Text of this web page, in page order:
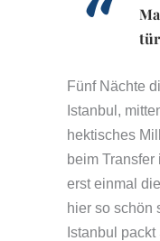
Fünf Nächte
Istanbul,
hektisches
beim
erst einmal
hier so schön
Istanbul